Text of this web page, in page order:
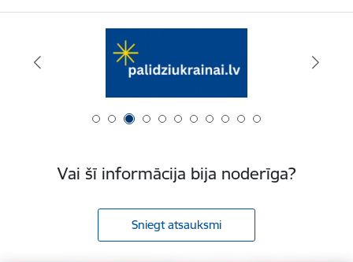
Vai šī informācija bija noderīga?
Sniegt atsauksmi